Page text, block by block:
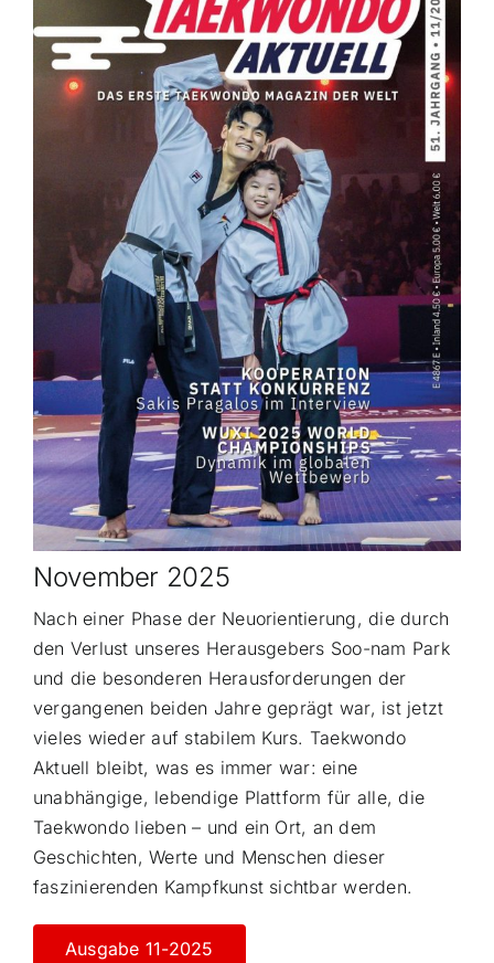
November 2025
Nach einer Phase der Neuorientierung, die durch
den Verlust unseres Herausgebers Soo-nam Park
und die besonderen Herausforderungen der
vergangenen beiden Jahre geprägt war, ist jetzt
vieles wieder auf stabilem Kurs. Taekwondo
Aktuell bleibt, was es immer war: eine
unabhängige, lebendige Plattform für alle, die
Taekwondo lieben – und ein Ort, an dem
Geschichten, Werte und Menschen dieser
faszinierenden Kampfkunst sichtbar werden.
Ausgabe 11-2025